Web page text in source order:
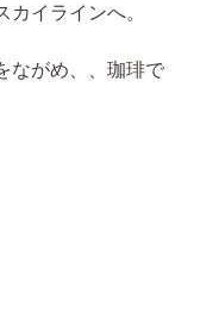
イラインへ。
ながめ、、珈琲で